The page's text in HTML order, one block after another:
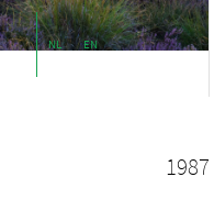
NL EN
1987